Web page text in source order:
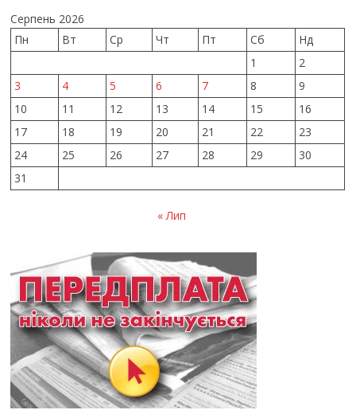
Серпень 2026
Пн
Вт Ср Чт Пт Сб
Нд
1
2
3
4 5 6 7 8
9
10
11 12 13 14 15
16
17
18 19 20 21 22
23
24
25 26 27 28 29
30
31
« Лип